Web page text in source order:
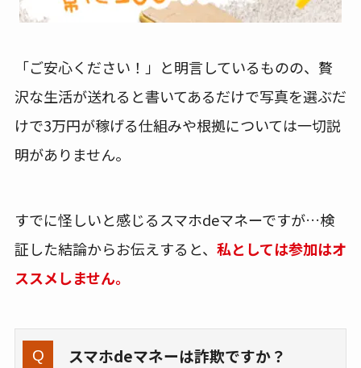
「ご安心ください！」と明言しているものの、贅
沢な生活が送れると書いてあるだけで写真を選ぶだ
けで3万円が稼げる仕組みや根拠については一切説
明がありません。
すでに怪しいと感じるスマホdeマネーですが…検
証した結論からお伝えすると、 私としては参加はオ
ススメしません。
スマホdeマネーは詐欺ですか？